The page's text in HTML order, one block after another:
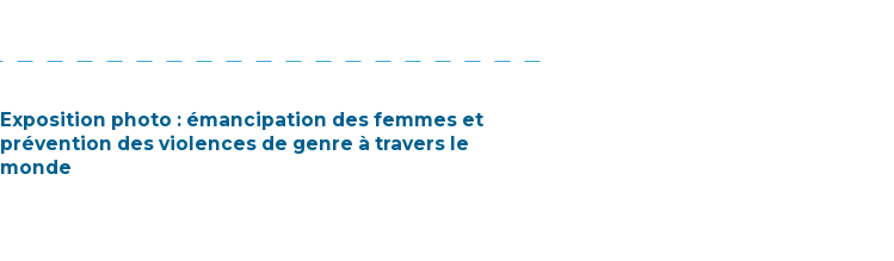
Exposition photo : émancipation des femmes et
prévention des violences de genre à travers le
monde